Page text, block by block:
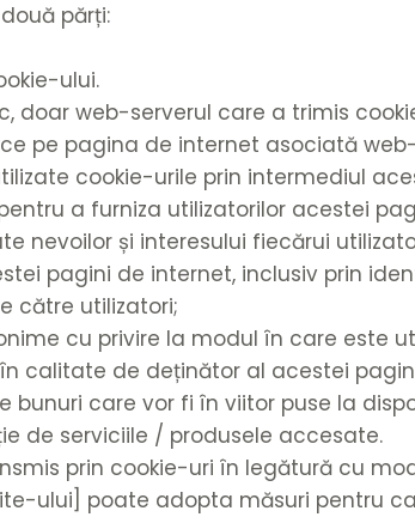
părți:
ului.
doar web-serverul care a trimis
pe pagina de internet asociată
cookie-urile prin intermediul
a furniza utilizatorilor acestei
nevoilor și interesului fiecărui
pagini de internet, inclusiv prin
către utilizatori;
cu privire la modul în care este
calitate de deținător al acestei
bunuri care vor fi în viitor puse la
de serviciile / produsele accesate.
prin cookie-uri în legătură cu
ului] poate adopta măsuri pentru